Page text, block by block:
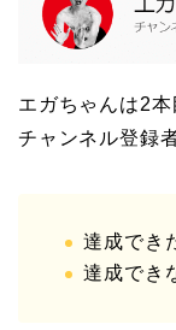
エガちゃんは2
チャンネル登録
達成でき
達成でき